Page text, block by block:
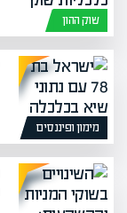
שוק ההון
מימון ופיננסים